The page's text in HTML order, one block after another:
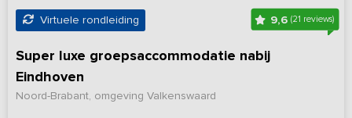
Virtuele rondleiding 9,6(21 reviews)
Super luxe groepsaccommodatie nabij
Eindhoven
Noord-Brabant, omgeving Valkenswaard